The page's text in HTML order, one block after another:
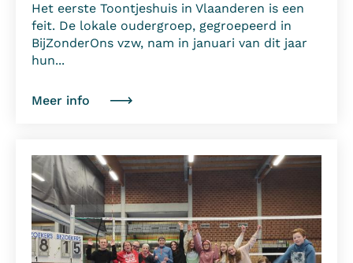
Het eerste Toontjeshuis in Vlaanderen is een
feit. De lokale oudergroep, gegroepeerd in
BijZonderOns vzw, nam in januari van dit jaar
hun...
Meer info